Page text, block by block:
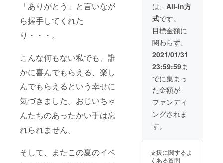
「ありがとう」と言いなが
ら握手してくれた
り・・・。
こんな何もない私でも、誰
かに喜んでもらえる、楽し
んでもらえるという幸せに
気づきました。おじいちゃ
んたちのあったかい手は忘
れられません。
そして、またこの夏のイベ
は、 All-In方
式です。
目標金額に
関わらず、
2021/01/31
23:59:59ま
でに集まっ
た金額が
ファンディ
ングされま
す。
支援に関するよ
くある質問